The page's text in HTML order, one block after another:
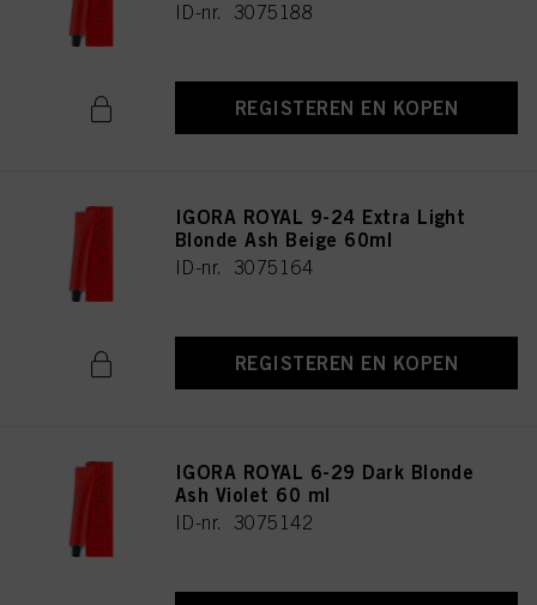
ID-nr. 3075188
REGISTEREN EN KOPEN
IGORA ROYAL 9-24 Extra Light
Blonde Ash Beige 60ml
ID-nr. 3075164
REGISTEREN EN KOPEN
IGORA ROYAL 6-29 Dark Blonde
Ash Violet 60 ml
ID-nr. 3075142